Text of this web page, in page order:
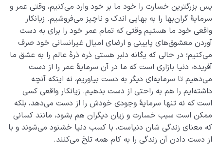
پس بزرگترین خسارت را خود ما بر خود وارد می‌کنیم، وقتی عمر و
سرمایۀ گران‌بها را به بهایی اندک و ناچیز می‌فروشیم. زیانکار
واقعی خود ما هستیم وقتی که تمام عمر خود را برای به دست
آوردن معشوق‌های پایینی و ارضای امیال غیرانسانی خود صرف
می‌کنیم؛ در حالی که یگانه دلبر هستی ذره ذرۀ عالم را به عشق ما
آفریده، دنیا بازاری است که ما در آن سرمایۀ عمر را از دست
می‌دهیم تا سرمایه‌ای دیگر به دست بیاوریم، نه اینکه آنچه
داشته‌ایم را هم به راحتی از دست بدهیم. زیانکار واقعی کسی
است که نه تنها سرمایۀ وجودی خودش را از دست می‌دهد، بلکه
ممکن است سبب خسارت و زیان دیگران هم بشود، مانند کسانی
که معنای زندگی شان دنیاست، با کسب دنیا خشنود می‌شوند و با
از دست دادن آن زندگی را به کام همه تلخ می‌کنند.